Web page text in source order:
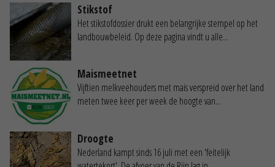
Stikstof
Het stikstofdossier drukt een belangrijke stempel op het
landbouwbeleid. Op deze pagina vindt u alle...
Maismeetnet
Vijftien melkveehouders met mais verspreid over het land
meten twee keer per week de hoogte van...
Droogte
Nederland kampt sinds 16 juli met een 'feitelijk